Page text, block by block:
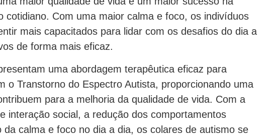
cotidiano. Com uma maior calma e foco, os indivíduos
mais capacitados para lidar com os desafios do dia a
de forma mais eficaz.
uma abordagem terapêutica eficaz para
o Transtorno do Espectro Autista, proporcionando uma
para a melhoria da qualidade de vida. Com a
interação social, a redução dos comportamentos
calma e foco no dia a dia, os colares de autismo se